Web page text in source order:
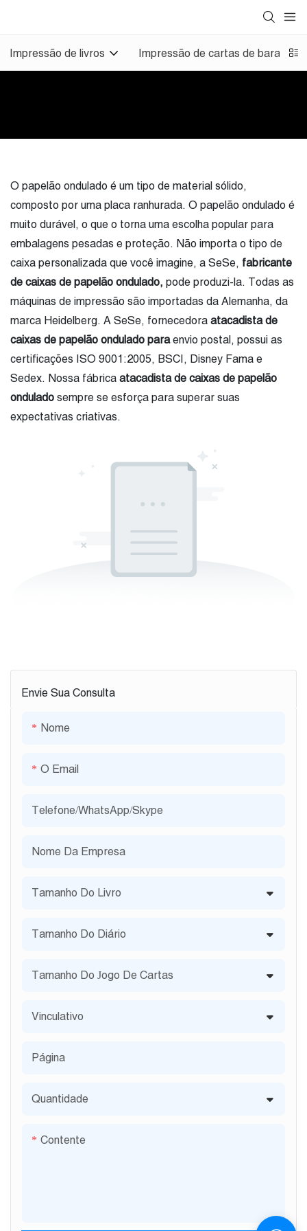
Impressão de livros Impressão de cartas de baralho
Envie Sua Consulta
Nome
O Email
Telefone/WhatsApp/Skype
Nome Da Empresa
Tamanho Do Livro
Tamanho Do Diário
Tamanho Do Jogo De Cartas
Vinculativo
Página
Quantidade
Contente
O papelão ondulado é um tipo de material sólido,
composto por uma placa ranhurada. O papelão ondulado é
muito durável, o que o torna uma escolha popular para
embalagens pesadas e proteção. Não importa o tipo de
caixa personalizada que você imagine, a SeSe, fabricante
de caixas de papelão ondulado, pode produzi-la. Todas as
máquinas de impressão são importadas da Alemanha, da
marca Heidelberg. A SeSe, fornecedora atacadista de
caixas de papelão ondulado paraenvio postal, possui as
certificações ISO 9001:2005, BSCI, Disney Fama e
Sedex. Nossa fábrica atacadista de caixas de papelão
ondulado sempre se esforça para superar suas
expectativas criativas.